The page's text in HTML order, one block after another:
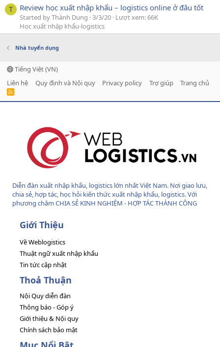
T Review học xuất nhập khẩu – logistics online ở đâu tốt
Started by Thành Dung 3/3/20 Lượt xem: 66K
Học xuất nhập khẩu-logistics
Nhà tuyển dụng
Tiếng Việt (VN)
Liên hệ
Quy định và Nội quy Privacy policy Trợ giúp Trang chủ
R
Diễn đàn xuất nhập khẩu, logistics lớn nhất Việt Nam. Nơi giao lưu,
chia sẻ, hợp tác, học hỏi kiến thức xuất nhập khẩu, logistics. Với
phương châm CHIA SẺ KINH NGHIỆM - HỢP TÁC THÀNH CÔNG
Giới Thiệu
Về Weblogistics
Thuật ngữ xuất nhập khẩu
Tin tức cập nhật
Thoả Thuận
Nội Quy diễn đàn
Thông báo - Góp ý
Giới thiệu & Nội quy
Chính sách bảo mật